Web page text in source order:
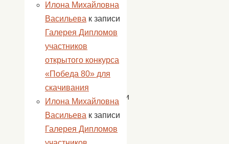
стойкости
В
Илона Михайловна
Васильева к записи
Галерея Дипломов
участников
открытого конкурса
«Победа 80» для
скачивания
Илона Михайловна
Васильева к записи
Галерея Дипломов